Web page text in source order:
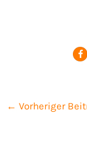
← Vorheriger